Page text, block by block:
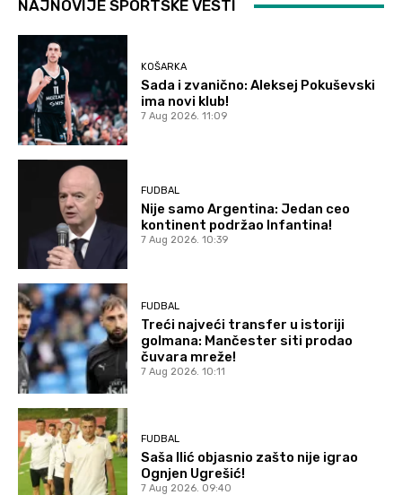
NAJNOVIJE SPORTSKE VESTI
KOŠARKA
Sada i zvanično: Aleksej Pokuševski
ima novi klub!
7 Aug 2026. 11:09
FUDBAL
Nije samo Argentina: Jedan ceo
kontinent podržao Infantina!
7 Aug 2026. 10:39
FUDBAL
Treći najveći transfer u istoriji
golmana: Mančester siti prodao
čuvara mreže!
7 Aug 2026. 10:11
FUDBAL
Saša Ilić objasnio zašto nije igrao
Ognjen Ugrešić!
7 Aug 2026. 09:40